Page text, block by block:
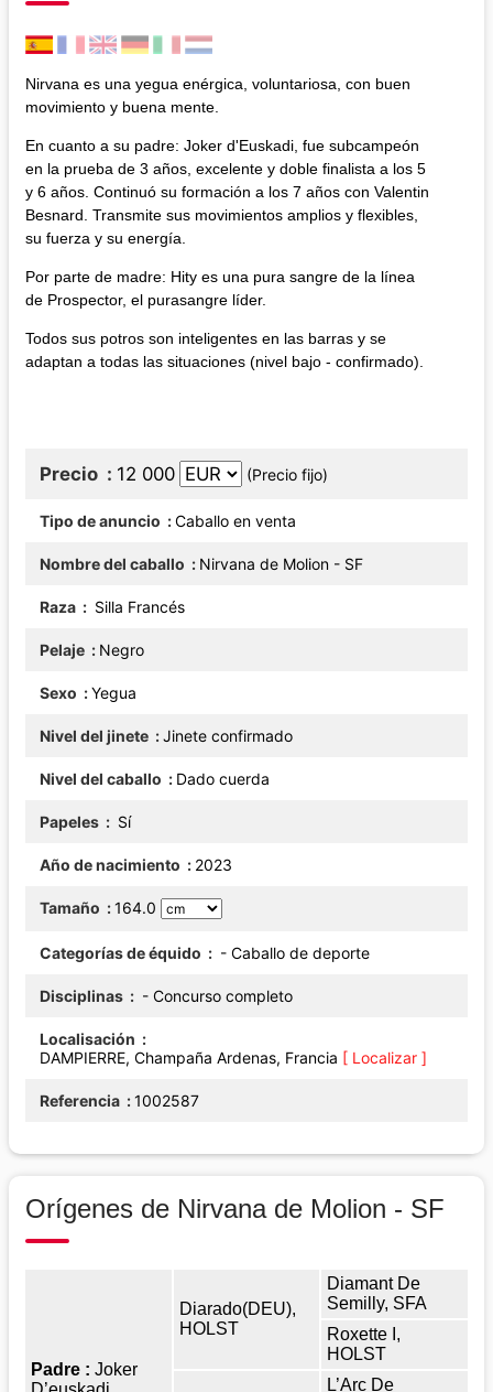
Nirvana es una yegua enérgica, voluntariosa, con buen
movimiento y buena mente.
En cuanto a su padre: Joker d'Euskadi, fue subcampeón
en la prueba de 3 años, excelente y doble finalista a los 5
y 6 años. Continuó su formación a los 7 años con Valentin
Besnard. Transmite sus movimientos amplios y flexibles,
su fuerza y su energía.
Por parte de madre: Hity es una pura sangre de la línea
de Prospector, el purasangre líder.
Todos sus potros son inteligentes en las barras y se
adaptan a todas las situaciones (nivel bajo - confirmado).
Precio 12 000 (Precio fijo)
Tipo de anuncio Caballo en venta
Nombre del caballo Nirvana de Molion - SF
Raza Silla Francés
Pelaje Negro
Sexo Yegua
Nivel del jinete Jinete confirmado
Nivel del caballo Dado cuerda
Papeles Sí
Año de nacimiento 2023
Tamaño 164.0
Categorías de équido - Caballo de deporte
Disciplinas - Concurso completo
Localisación
DAMPIERRE, Champaña Ardenas, Francia [ Localizar ]
Referencia 1002587
Orígenes de Nirvana de Molion - SF
Padre : Joker
Diarado(DEU),
HOLST
Diamant De
Semilly, SFA
Roxette I,
HOLST
L’Arc De